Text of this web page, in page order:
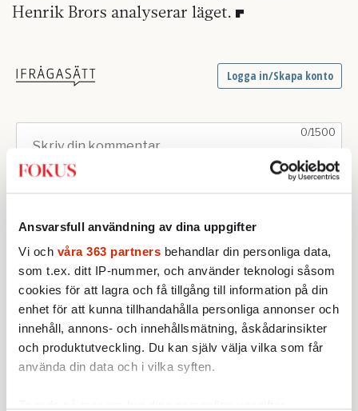
Ansvarsfull användning av dina uppgifter
Vi och våra 363 partners behandlar din personliga data,
som t.ex. ditt IP-nummer, och använder teknologi såsom
cookies för att lagra och få tillgång till information på din
enhet för att kunna tillhandahålla personliga annonser och
innehåll, annons- och innehållsmätning, åskådarinsikter
och produktutveckling. Du kan själv välja vilka som får
använda din data och i vilka syften.
Henrik Brors analyserar läget.